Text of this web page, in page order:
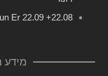
22.08+ 22.09 Wan Shun yi+ Wan Shun Er של מסטר דונג
מידע